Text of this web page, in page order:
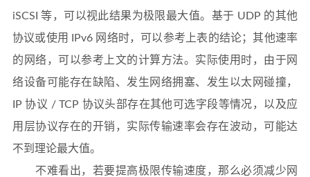
iSCSI 等，可以视此结果为极限最大值。基于 UDP 的其他
协议或使用 IPv6 网络时，可以参考上表的结论；其他速率
的网络，可以参考上文的计算方法。实际使用时，由于网
络设备可能存在缺陷、发生网络拥塞、发生以太网碰撞，
IP 协议 / TCP 协议头部存在其他可选字段等情况，以及应
用层协议存在的开销，实际传输速率会存在波动，可能达
不到理论最大值。
不难看出，若要提高极限传输速度，那么必须减少网